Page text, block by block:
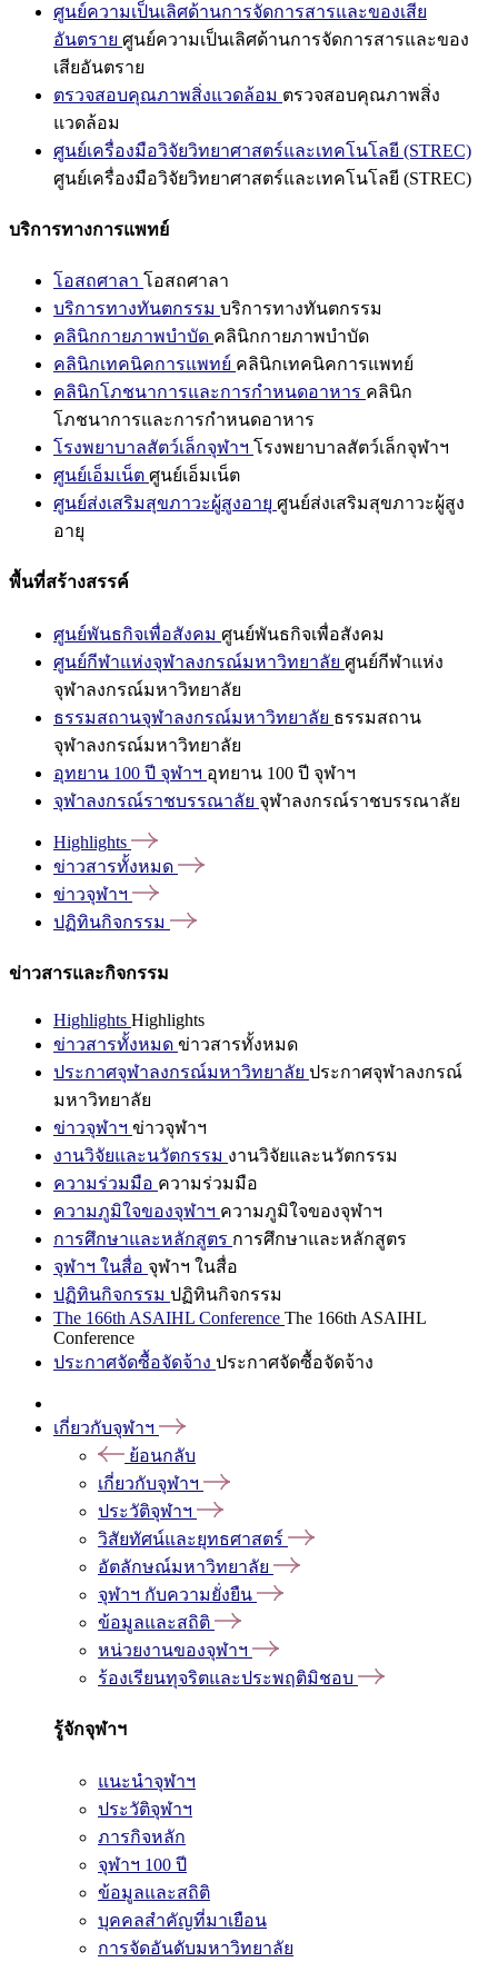
ศูนย์ความเป็นเลิศด้านการจัดการสารและของเสีย
อันตราย ศูนย์ความเป็นเลิศด้านการจัดการสารและของ
เสียอันตราย
ตรวจสอบคุณภาพสิ่งแวดล้อม ตรวจสอบคุณภาพสิ่ง
แวดล้อม
ศูนย์เครื่องมือวิจัยวิทยาศาสตร์และเทคโนโลยี (STREC)
ศูนย์เครื่องมือวิจัยวิทยาศาสตร์และเทคโนโลยี (STREC)
บริการทางการแพทย์
โอสถศาลา โอสถศาลา
บริการทางทันตกรรม บริการทางทันตกรรม
คลินิกกายภาพบำบัด คลินิกกายภาพบำบัด
คลินิกเทคนิคการแพทย์ คลินิกเทคนิคการแพทย์
คลินิกโภชนาการและการกำหนดอาหาร คลินิก
โภชนาการและการกำหนดอาหาร
โรงพยาบาลสัตว์เล็กจุฬาฯ โรงพยาบาลสัตว์เล็กจุฬาฯ
ศูนย์เอ็มเน็ต ศูนย์เอ็มเน็ต
ศูนย์ส่งเสริมสุขภาวะผู้สูงอายุ ศูนย์ส่งเสริมสุขภาวะผู้สูง
อายุ
พื้นที่สร้างสรรค์
ศูนย์พันธกิจเพื่อสังคม ศูนย์พันธกิจเพื่อสังคม
ศูนย์กีฬาแห่งจุฬาลงกรณ์มหาวิทยาลัย ศูนย์กีฬาแห่ง
จุฬาลงกรณ์มหาวิทยาลัย
ธรรมสถานจุฬาลงกรณ์มหาวิทยาลัย ธรรมสถาน
จุฬาลงกรณ์มหาวิทยาลัย
อุทยาน 100 ปี จุฬาฯ อุทยาน 100 ปี จุฬาฯ
จุฬาลงกรณ์ราชบรรณาลัย จุฬาลงกรณ์ราชบรรณาลัย
Highlights
ข่าวสารทั้งหมด
ข่าวจุฬาฯ
ปฏิทินกิจกรรม
ข่าวสารและกิจกรรม
Highlights Highlights
ข่าวสารทั้งหมด ข่าวสารทั้งหมด
ประกาศจุฬาลงกรณ์มหาวิทยาลัย ประกาศจุฬาลงกรณ์
มหาวิทยาลัย
ข่าวจุฬาฯ ข่าวจุฬาฯ
งานวิจัยและนวัตกรรม งานวิจัยและนวัตกรรม
ความร่วมมือ ความร่วมมือ
ความภูมิใจของจุฬาฯ ความภูมิใจของจุฬาฯ
การศึกษาและหลักสูตร การศึกษาและหลักสูตร
จุฬาฯ ในสื่อ จุฬาฯ ในสื่อ
ปฏิทินกิจกรรม ปฏิทินกิจกรรม
The 166th ASAIHL Conference The 166th ASAIHL
Conference
ประกาศจัดซื้อจัดจ้าง ประกาศจัดซื้อจัดจ้าง
เกี่ยวกับจุฬาฯ
ย้อนกลับ
เกี่ยวกับจุฬาฯ
ประวัติจุฬาฯ
วิสัยทัศน์และยุทธศาสตร์
อัตลักษณ์มหาวิทยาลัย
จุฬาฯ กับความยั่งยืน
ข้อมูลและสถิติ
หน่วยงานของจุฬาฯ
ร้องเรียนทุจริตและประพฤติมิชอบ
รู้จักจุฬาฯ
แนะนำจุฬาฯ
ประวัติจุฬาฯ
ภารกิจหลัก
จุฬาฯ 100 ปี
ข้อมูลและสถิติ
บุคคลสำคัญที่มาเยือน
การจัดอันดับมหาวิทยาลัย